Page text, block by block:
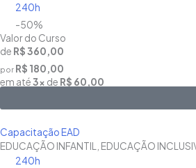
240h
-50%
Valor do Curso
de R$ 360,00
por R$ 180,00
em até3x de R$ 60,00
Capacitação EAD
EDUCAÇÃO INFANTIL, EDUCAÇÃO
240h